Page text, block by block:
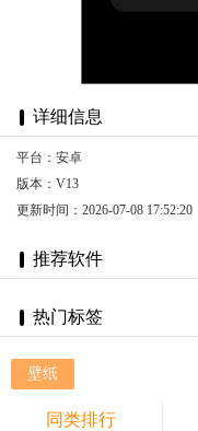
详细信息
平台：安卓
版本：V13
更新时间：2026-07-08 17:52:20
推荐软件
热门标签
壁纸
同类排行